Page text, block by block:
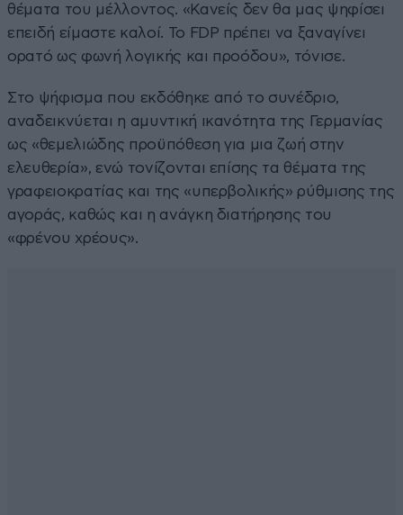
θέματα του μέλλοντος. «Κανείς δεν θα μας ψηφίσει
επειδή είμαστε καλοί. Το FDP πρέπει να ξαναγίνει
ορατό ως φωνή λογικής και προόδου», τόνισε.
Στο ψήφισμα που εκδόθηκε από το συνέδριο,
αναδεικνύεται η αμυντική ικανότητα της Γερμανίας
ως «θεμελιώδης προϋπόθεση για μια ζωή στην
ελευθερία», ενώ τονίζονται επίσης τα θέματα της
γραφειοκρατίας και της «υπερβολικής» ρύθμισης της
αγοράς, καθώς και η ανάγκη διατήρησης του
«φρένου χρέους».